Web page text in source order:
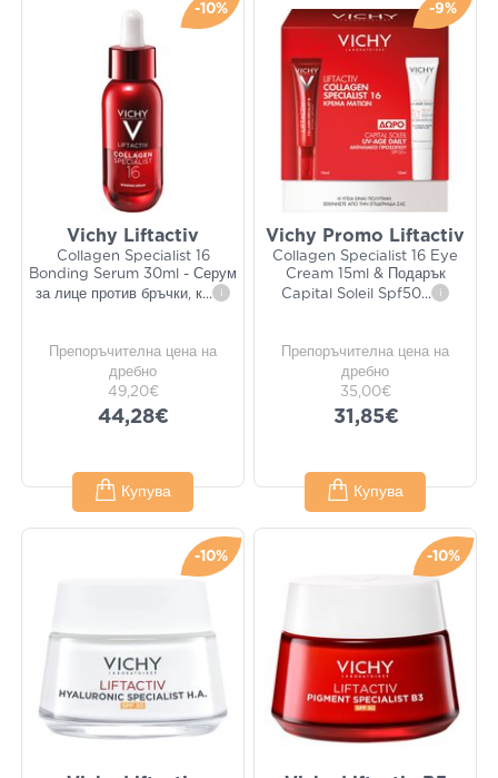
-10%
Vichy Liftactiv
Collagen Specialist 16
Bonding Serum 30ml - Серум
за лице против бръчки, к... i
Препоръчителна цена на
дребно
49,20€
44,28€
Купува
-9%
Vichy Promo Liftactiv
Collagen Specialist 16 Eye
Cream 15ml & Подарък
Capital Soleil Spf50... i
Препоръчителна цена на
дребно
35,00€
31,85€
Купува
-10% -10%